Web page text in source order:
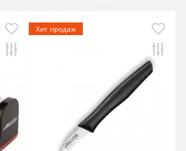
Хит продаж